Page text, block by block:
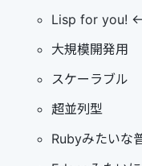
Lisp for you!
大規模開発用
スケーラブル
超並列型
Rubyみたいな